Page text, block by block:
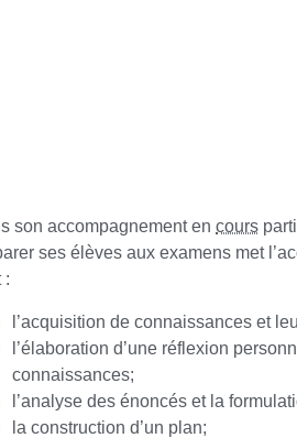
son accompagnement en cours
ses élèves aux examens met
:
l’acquisition de connaissances et
l’élaboration d’une réflexion
connaissances;
l’analyse des énoncés et la
la construction d’un plan;